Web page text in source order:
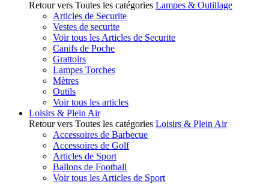
Retour vers Toutes les catégories Lampes & Outillage
Articles de Securite
Vestes de securite
Voir tous les Articles de Securite
Canifs de Poche
Grattoirs
Lampes Torches
Mètres
Outils
Voir tous les articles
Loisirs & Plein Air
Retour vers Toutes les catégories Loisirs & Plein Air
Accessoires de Barbecue
Accessoires de Golf
Articles de Sport
Ballons de Football
Voir tous les Articles de Sport